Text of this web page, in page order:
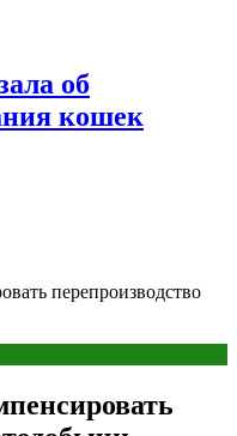
об
кошек
перепроизводство